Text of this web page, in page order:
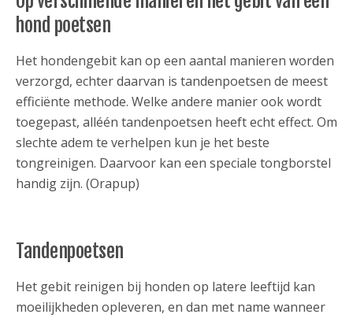
hond poetsen
Het hondengebit kan op een aantal manieren worden
verzorgd, echter daarvan is tandenpoetsen de meest
efficiënte methode. Welke andere manier ook wordt
toegepast, alléén tandenpoetsen heeft echt effect. Om
slechte adem te verhelpen kun je het beste
tongreinigen. Daarvoor kan een speciale tongborstel
handig zijn. (Orapup)
Tandenpoetsen
Het gebit reinigen bij honden op latere leeftijd kan
moeilijkheden opleveren, en dan met name wanneer